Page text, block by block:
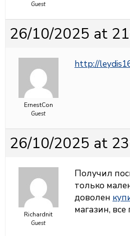
Guest
26/10/2025 at
ErnestCon
Guest
http://
26/10/2025 at
Richardnit
Guest
Получил
только
доволен
магазин, все